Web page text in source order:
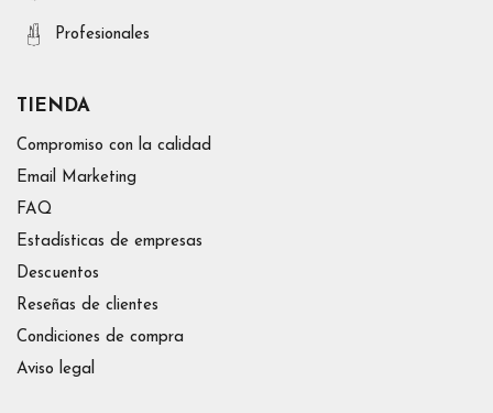
Profesionales
TIENDA
Compromiso con la calidad
Email Marketing
FAQ
Estadísticas de empresas
Descuentos
Reseñas de clientes
Condiciones de compra
Aviso legal